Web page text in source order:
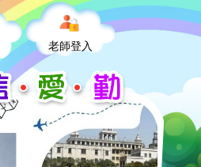
老師登入